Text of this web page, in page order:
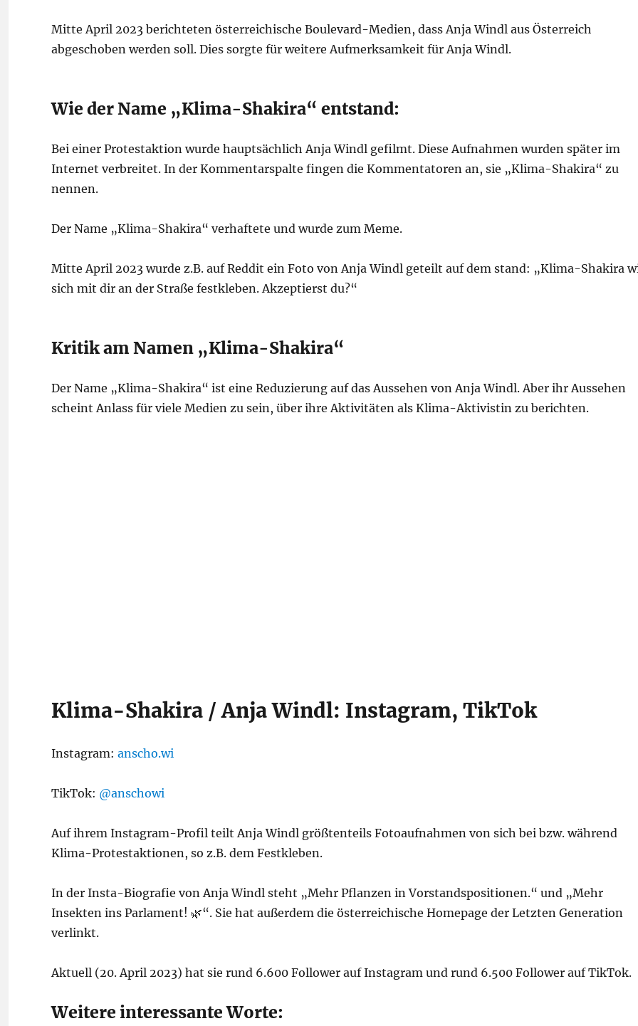
Mitte April 2023 berichteten österreichische Boulevard-Medien, dass Anja Windl aus Österreich
abgeschoben werden soll. Dies sorgte für weitere Aufmerksamkeit für Anja Windl.
Wie der Name „Klima-Shakira“ entstand:
Bei einer Protestaktion wurde hauptsächlich Anja Windl gefilmt. Diese Aufnahmen wurden später im
Internet verbreitet. In der Kommentarspalte fingen die Kommentatoren an, sie „Klima-Shakira“ zu
nennen.
Der Name „Klima-Shakira“ verhaftete und wurde zum Meme.
Mitte April 2023 wurde z.B. auf Reddit ein Foto von Anja Windl geteilt auf dem stand: „Klima-Shakira
sich mit dir an der Straße festkleben. Akzeptierst du?“
Kritik am Namen „Klima-Shakira“
Der Name „Klima-Shakira“ ist eine Reduzierung auf das Aussehen von Anja Windl. Aber ihr Aussehen
scheint Anlass für viele Medien zu sein, über ihre Aktivitäten als Klima-Aktivistin zu berichten.
Klima-Shakira / Anja Windl: Instagram, TikTok
Instagram: anscho.wi
TikTok: @anschowi
Auf ihrem Instagram-Profil teilt Anja Windl größtenteils Fotoaufnahmen von sich bei bzw. während
Klima-Protestaktionen, so z.B. dem Festkleben.
In der Insta-Biografie von Anja Windl steht „Mehr Pflanzen in Vorstandspositionen.“ und „Mehr
Insekten ins Parlament! 🌿“. Sie hat außerdem die österreichische Homepage der Letzten Generation
verlinkt.
Aktuell (20. April 2023) hat sie rund 6.600 Follower auf Instagram und rund 6.500 Follower auf TikTok.
Weitere interessante Worte: